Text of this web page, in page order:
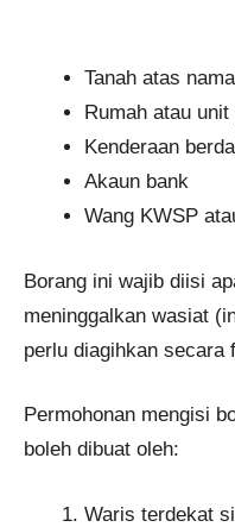
Tanah atas
Rumah atau
Kenderaan
Akaun bank
Wang KWSP
Borang ini wajib diisi
meninggalkan wasiat
perlu diagihkan secara
Permohonan mengisi
boleh dibuat oleh:
Waris terdekat